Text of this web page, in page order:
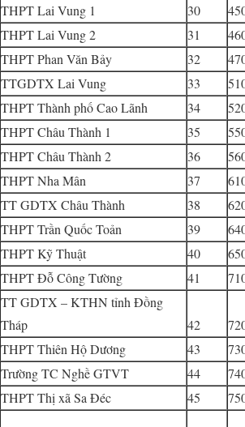
THPT Lai Vung 1 30
THPT Lai Vung 2 31
THPT Phan Văn Bảy 32
TTGDTX Lai Vung 33
THPT Thành phố Cao Lãnh 34
THPT Châu Thành 1 35
THPT Châu Thành 2 36
THPT Nha Mân 37
TT GDTX Châu Thành 38
THPT Trần Quốc Toản 39
THPT Kỹ Thuật 40
THPT Đỗ Công Tường 41
TT GDTX – KTHN tỉnh Đồng
Tháp
42
THPT Thiên Hộ Dương 43
Trường TC Nghề GTVT 44
THPT Thị xã Sa Đéc 45